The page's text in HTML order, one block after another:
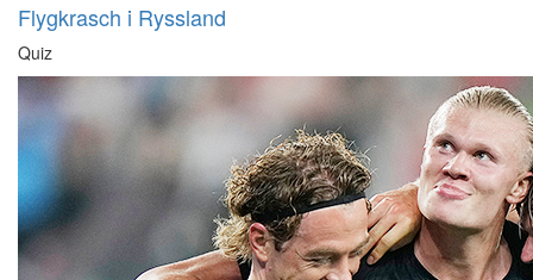
Flygkrasch i Ryssland
Quiz